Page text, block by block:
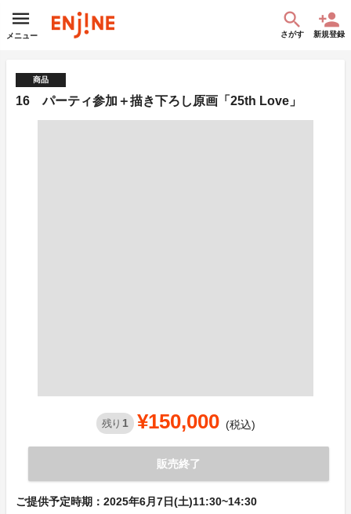
メニュー さがす 新規登録
商品
16 パーティ参加＋描き下ろし原画「25th Love」
残り 1 ¥150,000 (税込)
販売終了
ご提供予定時期：2025年6月7日(土)11:30~14:30